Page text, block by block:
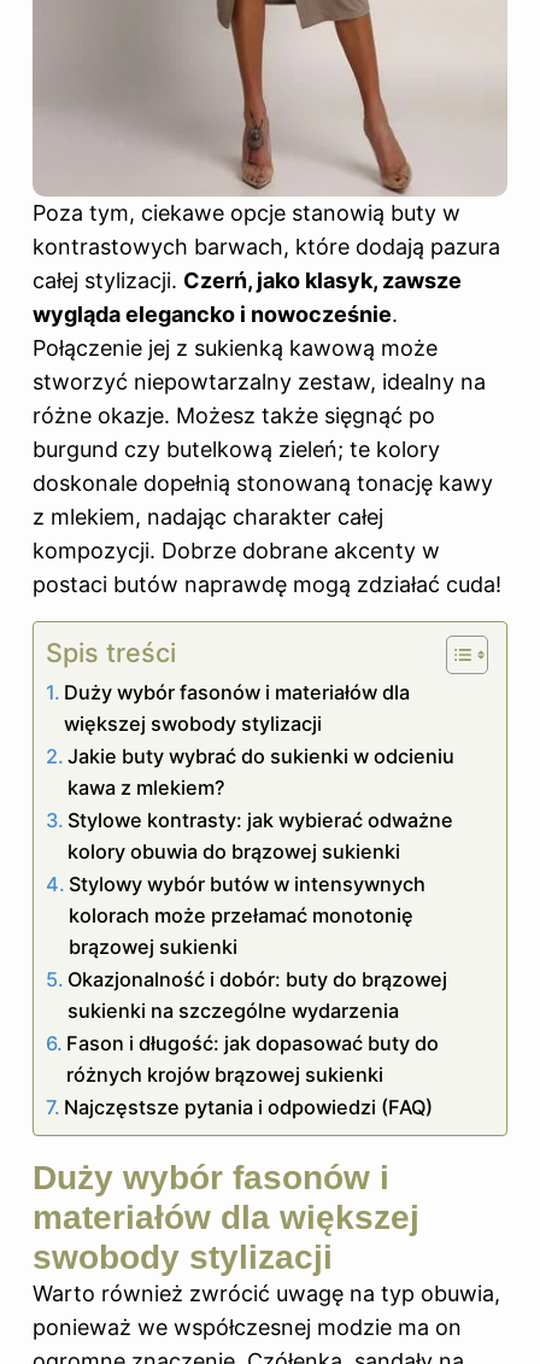
Poza tym, ciekawe opcje stanowią buty w
kontrastowych barwach, które dodają pazura
całej stylizacji. Czerń, jako klasyk, zawsze
wygląda elegancko i nowocześnie.
Połączenie jej z sukienką kawową może
stworzyć niepowtarzalny zestaw, idealny na
różne okazje. Możesz także sięgnąć po
burgund czy butelkową zieleń; te kolory
doskonale dopełnią stonowaną tonację kawy
z mlekiem, nadając charakter całej
kompozycji. Dobrze dobrane akcenty w
postaci butów naprawdę mogą zdziałać cuda!
Spis treści
Duży wybór fasonów i materiałów dla
większej swobody stylizacji
Jakie buty wybrać do sukienki w odcieniu
kawa z mlekiem?
Stylowe kontrasty: jak wybierać odważne
kolory obuwia do brązowej sukienki
Stylowy wybór butów w intensywnych
kolorach może przełamać monotonię
brązowej sukienki
Okazjonalność i dobór: buty do brązowej
sukienki na szczególne wydarzenia
Fason i długość: jak dopasować buty do
różnych krojów brązowej sukienki
Najczęstsze pytania i odpowiedzi (FAQ)
Duży wybór fasonów i
materiałów dla większej
swobody stylizacji
Warto również zwrócić uwagę na typ obuwia,
ponieważ we współczesnej modzie ma on